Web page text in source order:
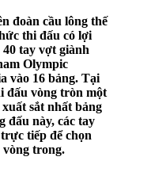
đoàn cầu lông thế
thi đấu có lợi
tay vợt giành
Olympic
vào 16 bảng. Tại
đấu vòng tròn một
sắt nhất bảng
đấu này, các tay
tiếp để chọn
vòng trong.